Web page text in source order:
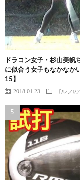
ドラコン女子・杉山美
に似合う女子もなかなか
15】
2018.01.23 ゴルフ